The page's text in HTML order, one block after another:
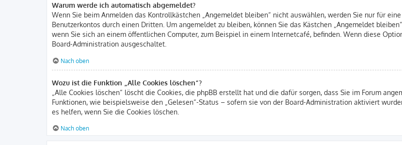
Warum werde ich automatisch abgemeldet?
Wenn Sie beim Anmelden das Kontrollkästchen „Angemeldet bleiben“ nicht auswählen, werden Sie nur für
Benutzerkontos durch einen Dritten. Um angemeldet zu bleiben, können Sie das Kästchen „Angemeldet
wenn Sie sich an einem öffentlichen Computer, zum Beispiel in einem Internetcafé, befinden. Wenn diese
Board-Administration ausgeschaltet.
Nach oben
Wozu ist die Funktion „Alle Cookies löschen“?
„Alle Cookies löschen“ löscht die Cookies, die phpBB erstellt hat und die dafür sorgen, dass Sie im Forum
Funktionen, wie beispielsweise den „Gelesen“-Status – sofern sie von der Board-Administration aktiviert
es helfen, wenn Sie die Cookies löschen.
Nach oben